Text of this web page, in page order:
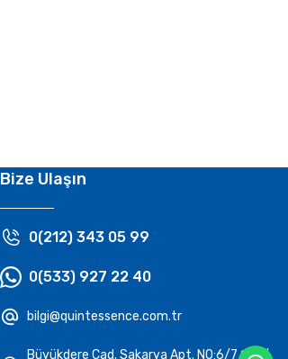
Bize Ulaşın
0(212) 343 05 99
0(533) 927 22 40
bilgi@quintessence.com.tr
Büyükdere Cad. Sakarya Apt. N0:6/7 Şişli/